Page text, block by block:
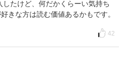
たけど、何だかくらーい気持ち
きな方は読む価値あるかもです。
42